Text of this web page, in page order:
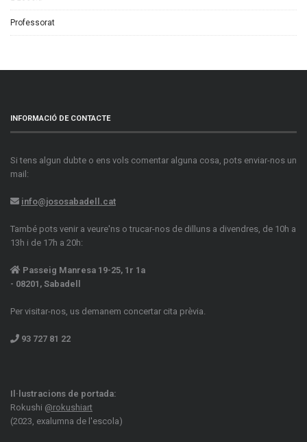
Professorat
INFORMACIÓ DE CONTACTE
Si tens algun dubte o ens vols comentar alguna cosa, pots enviar-nos un
mail:
info@jososabadell.cat
També pots venir a veure'ns o trucar-nos de dilluns a divendres, de 10h a
13h i de 17h a 20h:
Passeig Manresa 19-25, 1r 1a
- 08201, Sabadell
Per visitar-nos, us demanem concertar cita prèvia.
93 727 81 22
Il·lustracions de portada:
Rokushi @rokushiart
(2023, exalumna de l'escola)